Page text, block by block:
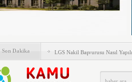
Son Dakika
Emlak Vergisinde Yeni Dönem!
6 Milyon Emekli İçin Beklenen
LGS Nakil Başvurusu Nasıl
MEB LGS 2026 SONUÇ
Açıklandı! Liselere Geçiş